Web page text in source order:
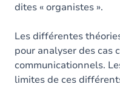
dites « organistes ».
Les différentes
pour analyser des cas
communicationnels.
limites de ces